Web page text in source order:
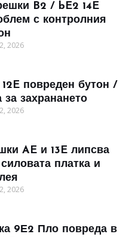
B2 / bE2 14E
с контролния
2026
повреден бутон /
захранането
2026
AE и 13E липсва
платка и
2026
9Е2 Пло повреда в